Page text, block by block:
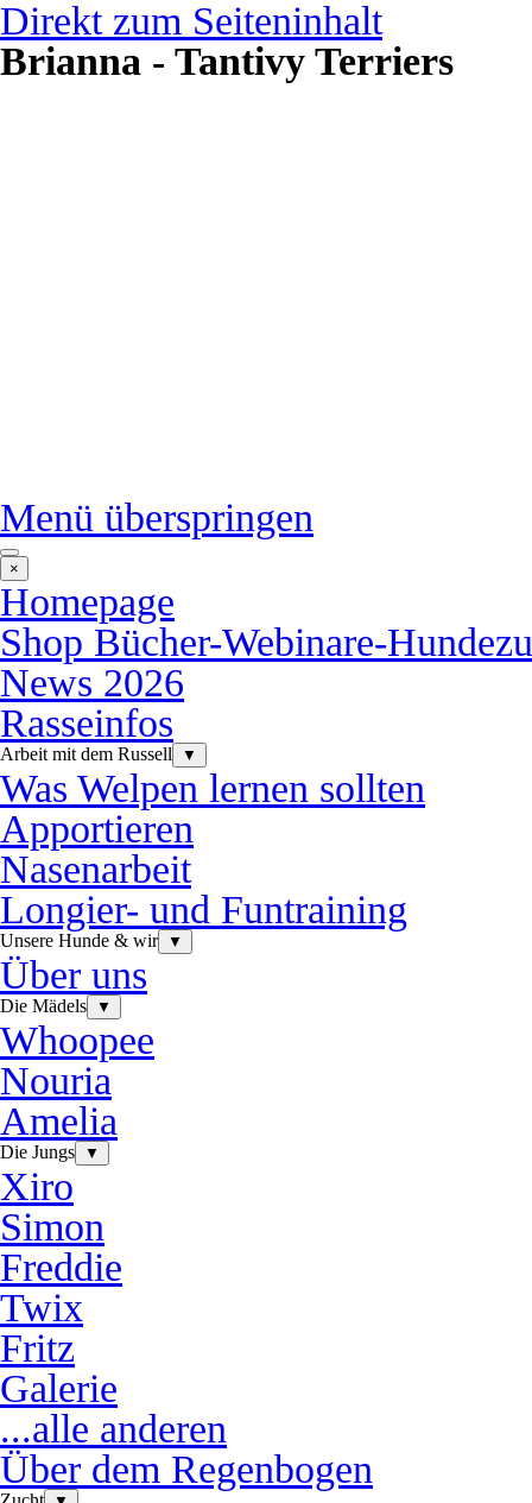
Direkt zum Seiteninhalt
Brianna - Tantivy Terriers
Menü überspringen
×
Homepage
Shop Bücher-Webinare-
News 2026
Rasseinfos
Arbeit mit dem Russell ▼
Was Welpen lernen sollten
Apportieren
Nasenarbeit
Longier- und Funtraining
Unsere Hunde & wir ▼
Über uns
Die Mädels ▼
Whoopee
Nouria
Amelia
Die Jungs ▼
Xiro
Simon
Freddie
Twix
Fritz
Galerie
...alle anderen
Über dem Regenbogen